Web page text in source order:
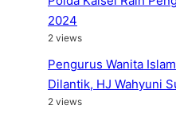
2024
2 views
Pengurus Wanita
Dilantik, HJ Wahyuni
2 views